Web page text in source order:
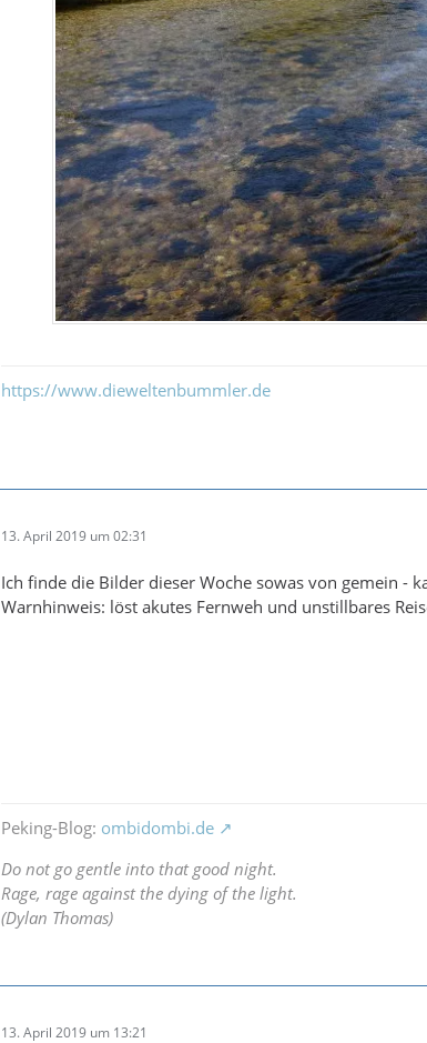
https://www.dieweltenbummler.de
13. April 2019 um 02:31
Ich finde die Bilder dieser Woche sowas von gemein -
Warnhinweis: löst akutes Fernweh und unstillbares
Peking-Blog: ombidombi.de
Do not go gentle into that good night.
Rage, rage against the dying of the light.
(Dylan Thomas)
13. April 2019 um 13:21